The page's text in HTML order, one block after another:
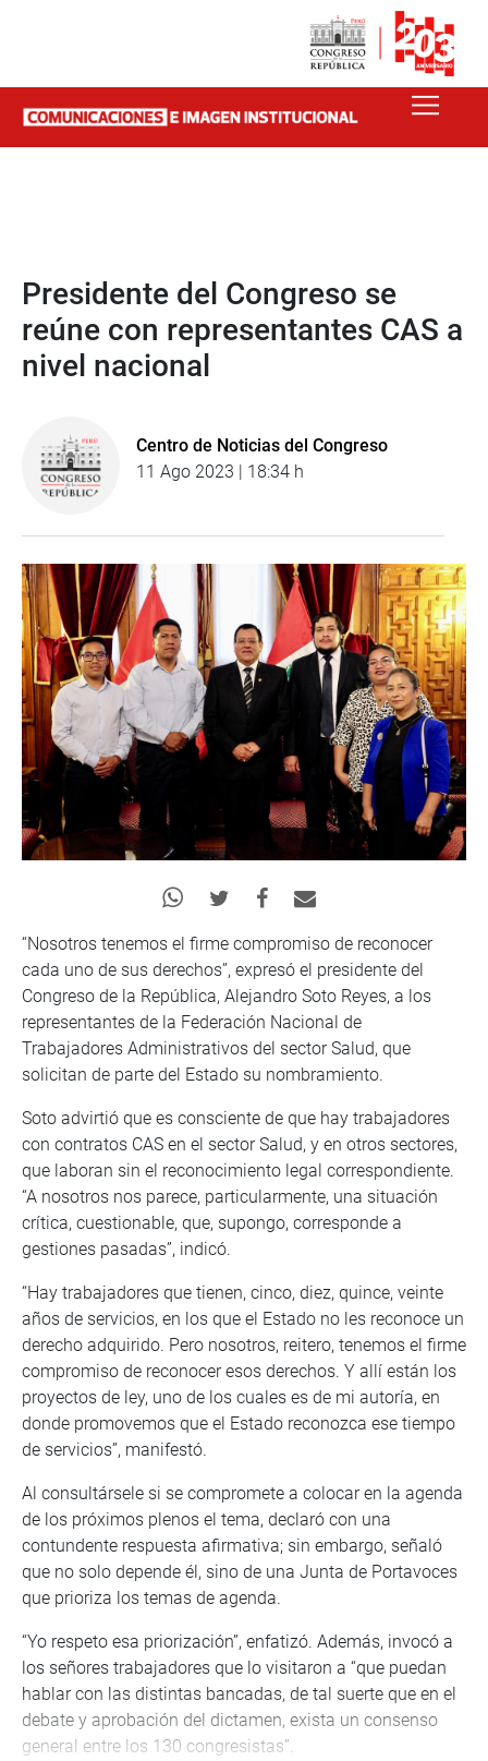
Presidente del Congreso se
reúne con representantes CAS a
nivel nacional
Centro de Noticias del Congreso
11 Ago 2023 | 18:34 h
“Nosotros tenemos el firme compromiso de reconocer
cada uno de sus derechos”, expresó el presidente del
Congreso de la República, Alejandro Soto Reyes, a los
representantes de la Federación Nacional de
Trabajadores Administrativos del sector Salud, que
solicitan de parte del Estado su nombramiento.
Soto advirtió que es consciente de que hay trabajadores
con contratos CAS en el sector Salud, y en otros sectores,
que laboran sin el reconocimiento legal correspondiente.
“A nosotros nos parece, particularmente, una situación
crítica, cuestionable, que, supongo, corresponde a
gestiones pasadas”, indicó.
“Hay trabajadores que tienen, cinco, diez, quince, veinte
años de servicios, en los que el Estado no les reconoce un
derecho adquirido. Pero nosotros, reitero, tenemos el firme
compromiso de reconocer esos derechos. Y allí están los
proyectos de ley, uno de los cuales es de mi autoría, en
donde promovemos que el Estado reconozca ese tiempo
de servicios”, manifestó.
Al consultársele si se compromete a colocar en la agenda
de los próximos plenos el tema, declaró con una
contundente respuesta afirmativa; sin embargo, señaló
que no solo depende él, sino de una Junta de Portavoces
que prioriza los temas de agenda.
“Yo respeto esa priorización”, enfatizó. Además, invocó a
los señores trabajadores que lo visitaron a “que puedan
hablar con las distintas bancadas, de tal suerte que en el
debate y aprobación del dictamen, exista un consenso
general entre los 130 congresistas”.